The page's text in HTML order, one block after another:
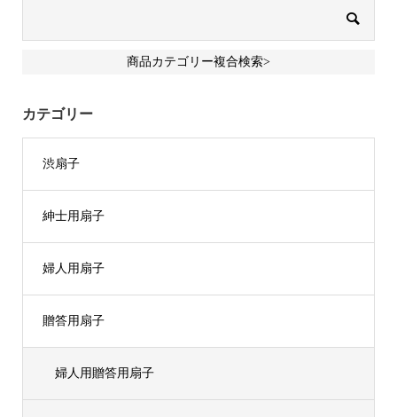
商品カテゴリー複合検索>
カテゴリー
渋扇子
紳士用扇子
婦人用扇子
贈答用扇子
婦人用贈答用扇子